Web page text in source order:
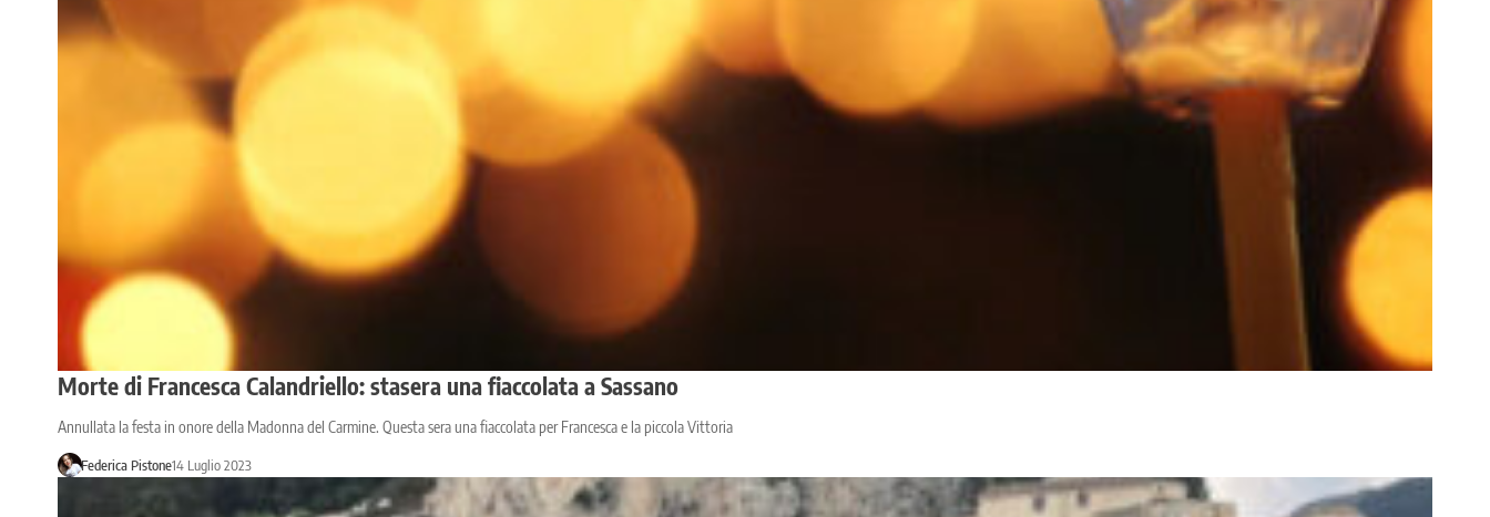
Morte di Francesca Calandriello: stasera una fiaccolata a Sassano
Annullata la festa in onore della Madonna del Carmine. Questa sera una fiaccolata per Francesca e la piccola Vittoria
Federica Pistone14 Luglio 2023